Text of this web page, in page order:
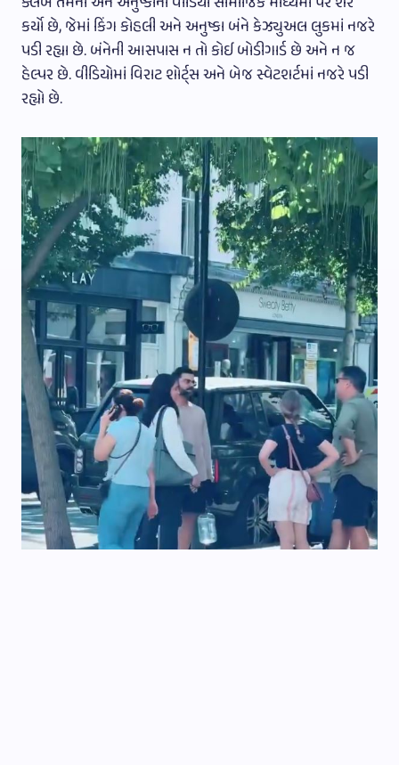
કર્યો છે, જેમાં કિંગ કોહલી અને અનુષ્કા બંને કેઝ્યુઅલ લુકમાં નજરે
પડી રહ્યા છે. બંનેની આસપાસ ન તો કોઈ બોડીગાર્ડ છે અને ન જ
હેલ્પર છે. વીડિયોમાં વિરાટ શોર્ટ્સ અને બેજ સ્વેટશર્ટમાં નજરે પડી
રહ્યો છે.